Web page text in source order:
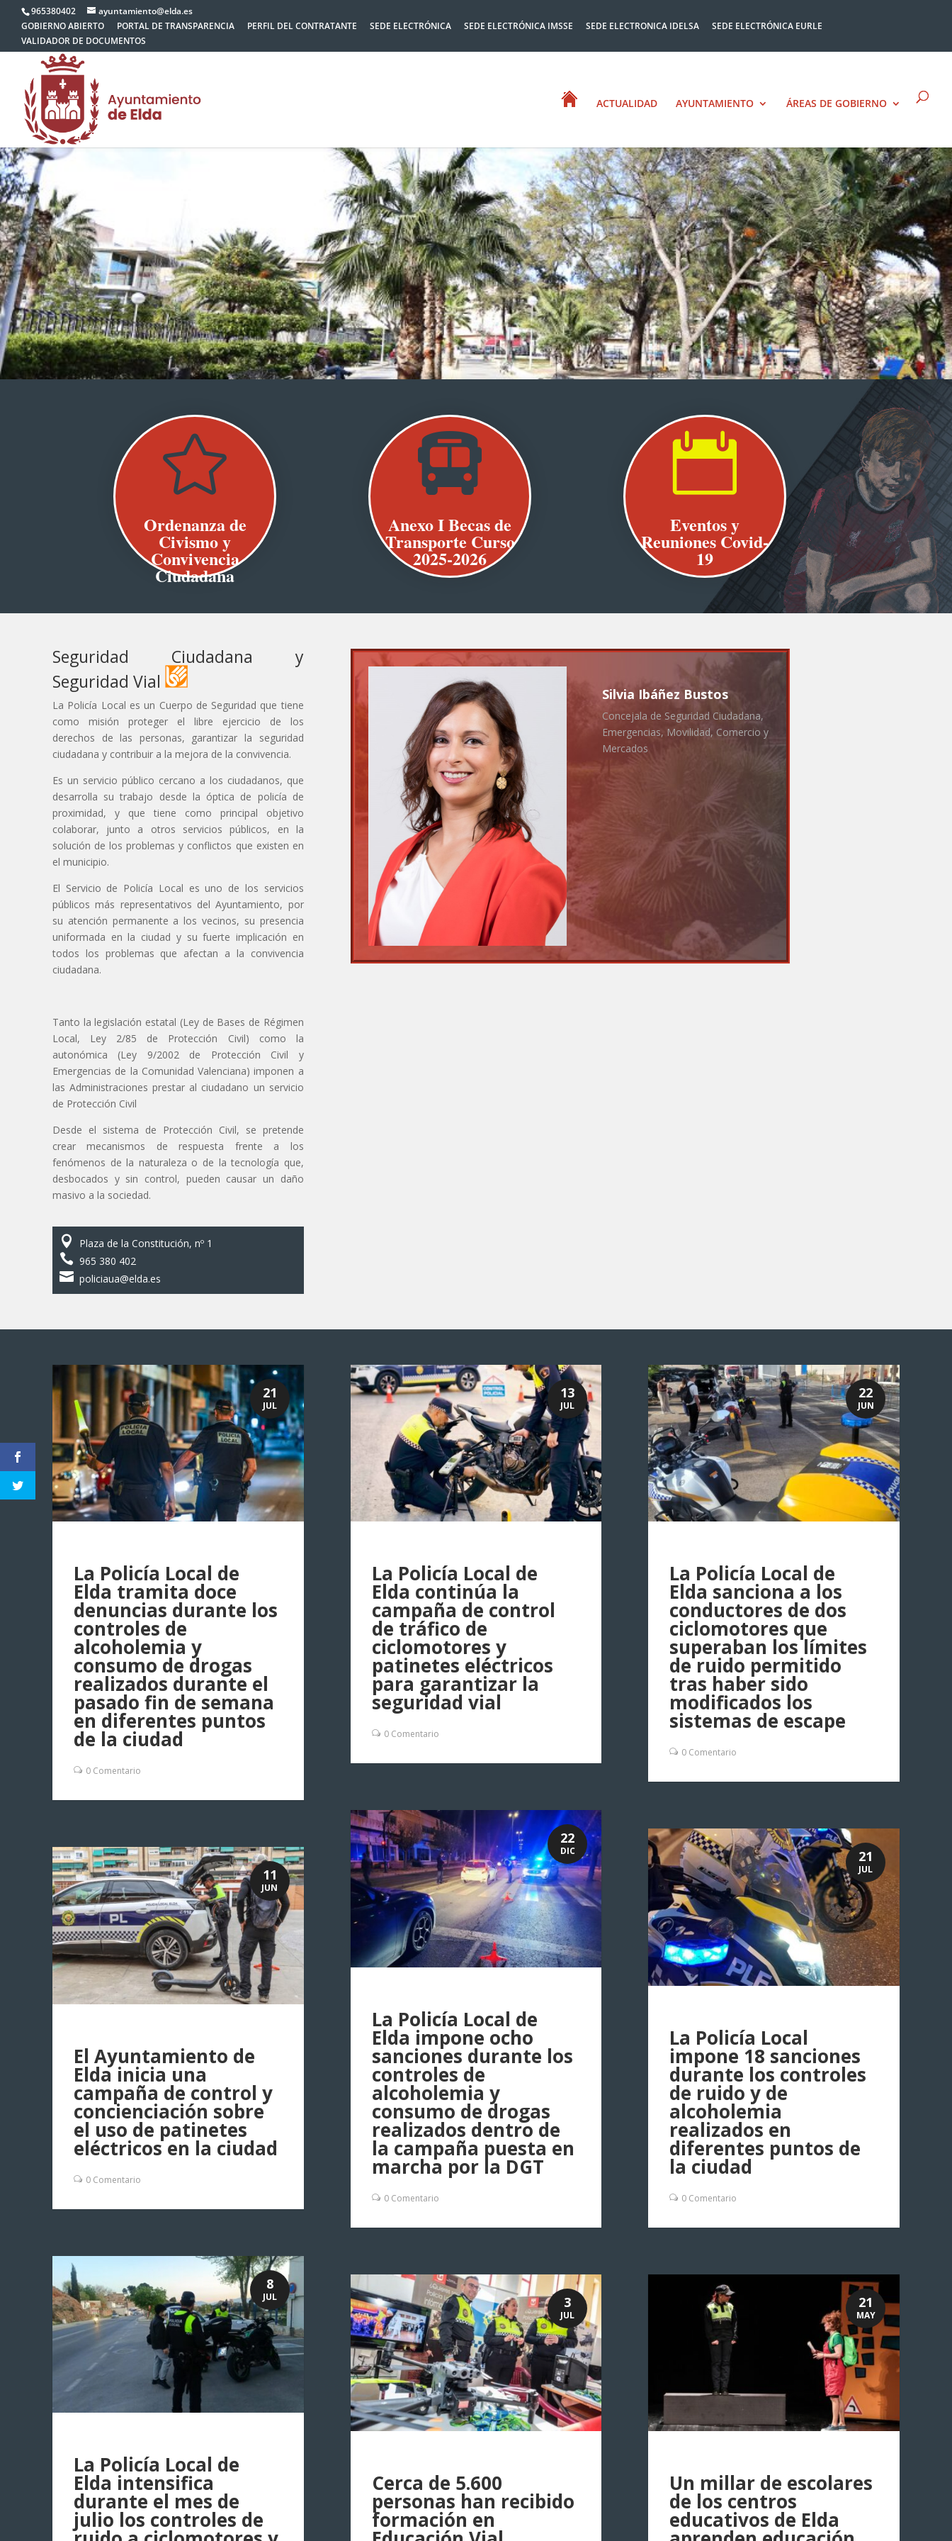
965380402
ayuntamiento@elda.es
GOBIERNO ABIERTO
PORTAL DE TRANSPARENCIA PERFIL DEL CONTRATANTE SEDE ELECTRÓNICA SEDE ELECTRÓNICA IMSSE SEDE ELECTRONICA IDELSA
SEDE ELECTRÓNICA EURLE
VALIDADOR DE DOCUMENTOS
ACTUALIDAD AYUNTAMIENTO ÁREAS DE GOBIERNO

Ordenanza de
Civismo y
Convivencia
Ciudadana

Anexo I Becas de
Transporte Curso
2025-2026

Eventos y
Reuniones Covid-
19
Seguridad Ciudadana y
Seguridad Vial
La Policía Local es un Cuerpo de Seguridad que tiene
como misión proteger el libre ejercicio de los
derechos de las personas, garantizar la seguridad
ciudadana y contribuir a la mejora de la convivencia.
Es un servicio público cercano a los ciudadanos, que
desarrolla su trabajo desde la óptica de policía de
proximidad, y que tiene como principal objetivo
colaborar, junto a otros servicios públicos, en la
solución de los problemas y conflictos que existen en
el municipio.
El Servicio de Policía Local es uno de los servicios
públicos más representativos del Ayuntamiento, por
su atención permanente a los vecinos, su presencia
uniformada en la ciudad y su fuerte implicación en
todos los problemas que afectan a la convivencia
ciudadana.
Tanto la legislación estatal (Ley de Bases de Régimen
Local, Ley 2/85 de Protección Civil) como la
autonómica (Ley 9/2002 de Protección Civil y
Emergencias de la Comunidad Valenciana) imponen a
las Administraciones prestar al ciudadano un servicio
de Protección Civil
Desde el sistema de Protección Civil, se pretende
crear mecanismos de respuesta frente a los
fenómenos de la naturaleza o de la tecnología que,
desbocados y sin control, pueden causar un daño
masivo a la sociedad.
 Plaza de la Constitución, nº 1
 965 380 402
policiaua@elda.es
Silvia Ibáñez Bustos
Concejala de Seguridad Ciudadana,
Emergencias, Movilidad, Comercio y
Mercados
La Policía Local de
Elda tramita doce
denuncias durante los
controles de
alcoholemia y
consumo de drogas
realizados durante el
pasado fin de semana
en diferentes puntos
de la ciudad
0 Comentario
21
JUL
El Ayuntamiento de
Elda inicia una
campaña de control y
concienciación sobre
el uso de patinetes
eléctricos en la ciudad
0 Comentario
11
JUN
La Policía Local de
Elda intensifica
durante el mes de
julio los controles de
8
JUL
La Policía Local de
Elda continúa la
campaña de control
de tráfico de
ciclomotores y
patinetes eléctricos
para garantizar la
seguridad vial
0 Comentario
13
JUL
La Policía Local de
Elda impone ocho
sanciones durante los
controles de
alcoholemia y
consumo de drogas
realizados dentro de
la campaña puesta en
marcha por la DGT
0 Comentario
22
DIC
Cerca de 5.600
personas han recibido
formación en
3
JUL
La Policía Local de
Elda sanciona a los
conductores de dos
ciclomotores que
superaban los límites
de ruido permitido
tras haber sido
modificados los
sistemas de escape
0 Comentario
22
JUN
La Policía Local
impone 18 sanciones
durante los controles
de ruido y de
alcoholemia
realizados en
diferentes puntos de
la ciudad
0 Comentario
21
JUL
Un millar de escolares
de los centros
educativos de Elda
21
MAY